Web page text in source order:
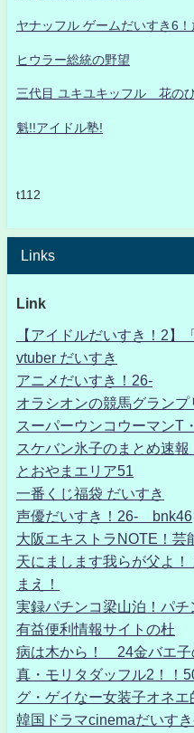
ヤナッフル ゲームだいすき6！
ヒウラー総統の野望
三代目 ユキユキッフル 花の
魁!!アイドル塾!
t112
Links
Link
【アイドルだいすき！2】
vtuber だいすき
アニメだいすき！26-
オラシオンの競馬グランプ
スーパーウンコウーマンT
スケバン氷子のまとめ速報
とおやまエリア51
一番くじ福袋 だいすき
声優だいすき！26- bnk46
大阪エキストラNOTE！芸
天にまします我らが父よ
まえ！
実録パチンコ梁山泊！パチ
有益便利情報サイトの杜
病は木から！ 24金バエ子
真・モリタダッフル2！！
グ・ゲイなー女装子オネエ
韓国ドラマcinemaだいす